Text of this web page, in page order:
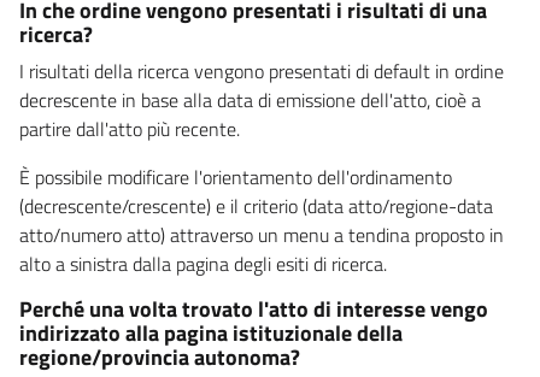
In che ordine vengono presentati i risultati di una
ricerca?
I risultati della ricerca vengono presentati di default in ordine
decrescente in base alla data di emissione dell'atto, cioè a
partire dall'atto più recente.
È possibile modificare l'orientamento dell'ordinamento
(decrescente/crescente) e il criterio (data atto/regione-data
atto/numero atto) attraverso un menu a tendina proposto in
alto a sinistra dalla pagina degli esiti di ricerca.
Perché una volta trovato l'atto di interesse vengo
indirizzato alla pagina istituzionale della
regione/provincia autonoma?